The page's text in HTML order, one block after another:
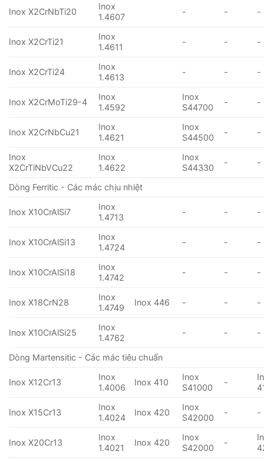
Inox X2CrNbTi20
Inox
1.4607
- - -
Inox X2CrTi21
Inox
1.4611
- - -
Inox X2CrTi24
Inox
1.4613
- - -
Inox X2CrMoTi29-4
Inox
1.4592
Inox
S44700
- -
Inox X2CrNbCu21
Inox
1.4621
Inox
S44500
- -
Inox
X2CrTiNbVCu22
Inox
1.4622
Inox
S44330
- -
Dòng Ferritic - Các mác chịu nhiệt
Inox X10CrAlSi7
Inox
1.4713
- - -
Inox X10CrAlSi13
Inox
1.4724
- - -
Inox X10CrAlSi18
Inox
1.4742
- - -
Inox X18CrN28
Inox
1.4749
Inox 446 - - -
Inox X10CrAlSi25
Inox
1.4762
- - -
Dòng Martensitic - Các mác tiêu chuẩn
Inox X12Cr13
Inox
1.4006
Inox 410
Inox
S41000
-
Inox X15Cr13
Inox
1.4024
Inox 420
Inox
S42000
- -
Inox X20Cr13
Inox
1.4021
Inox 420
Inox
S42000
-